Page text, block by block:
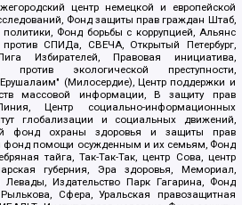
центр немецкой и европейской
Фонд защиты прав граждан Штаб,
Фонд борьбы с коррупцией, Альянс
СПИДа, СВЕЧА, Открытый Петербург,
Избирателей, Правовая инициатива,
против экологической преступности,
(Милосердие), Центр поддержки и
массовой информации, В защиту прав
Центр социально-информационных
глобализации и социальных движений,
фонд охраны здоровья и защиты прав
фонд помощи осужденным и их семьям, Фонд
тайга, Так-Так-Так, центр Сова, центр
губерния, Эра здоровья, Мемориал,
Издательство Парк Гагарина, Фонд
Сфера, Уральская правозащитная